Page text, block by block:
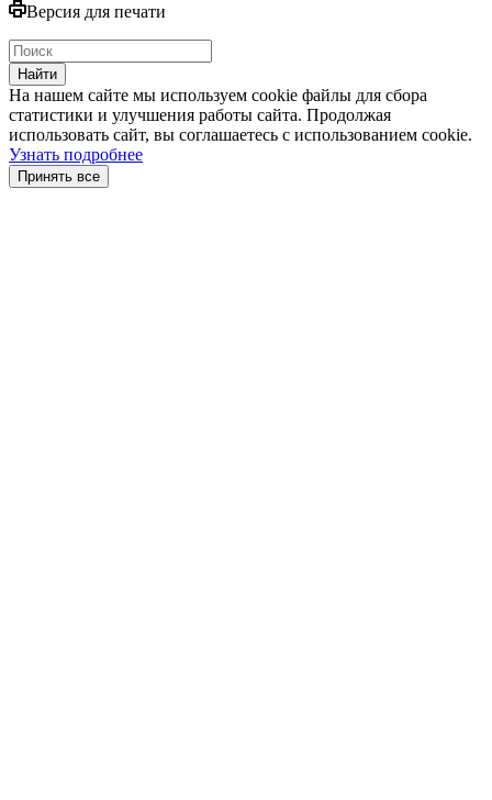
Версия для печати
Найти
На нашем сайте мы используем cookie файлы для сбора
статистики и улучшения работы сайта. Продолжая
использовать сайт, вы соглашаетесь с использованием cookie.
Узнать подробнее
Принять все